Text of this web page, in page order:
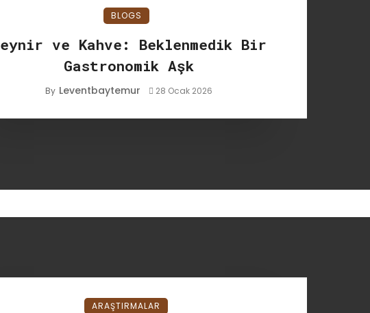
BLOGS
ve Kahve: Beklenmedik Bir
Gastronomik Aşk
By Leventbaytemur 28 Ocak 2026
ARAŞTIRMALAR